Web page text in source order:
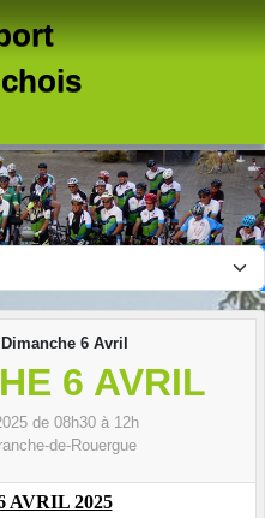
Dimanche 6 Avril
6 AVRIL
de 08h30 à 12h
de-Rouergue
AVRIL 2025